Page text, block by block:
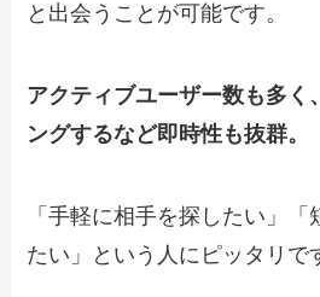
と出会うことが可能です。
アクティブユーザー数も多く
ングするなど即時性も抜群。
「手軽に相手を探したい」
たい」という人にピッタリで